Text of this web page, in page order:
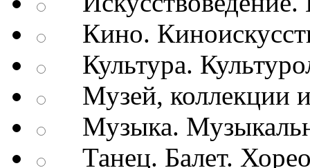
Кино.
Культура.
Музей, коллекции
Музыка.
Танец. Балет.